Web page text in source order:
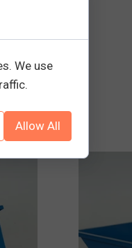
We use
Allow All